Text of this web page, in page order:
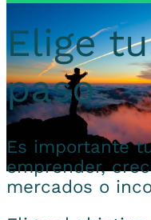
Elige
paso
Es importante
emprender,
mercados o